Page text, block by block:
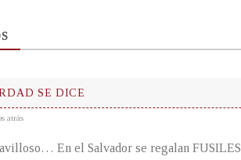
SE DICE
atrás
En el Salvador se regalan FUSILES